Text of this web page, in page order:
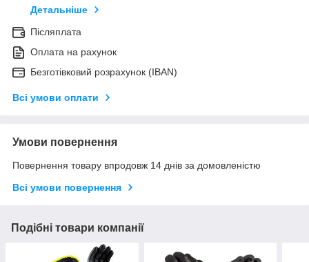
Детальніше
Післяплата
Оплата на рахунок
Безготівковий розрахунок (IBAN)
Всі умови оплати
Умови повернення
Повернення товару впродовж 14 днів за домовленістю
Всі умови повернення
Подібні товари компанії